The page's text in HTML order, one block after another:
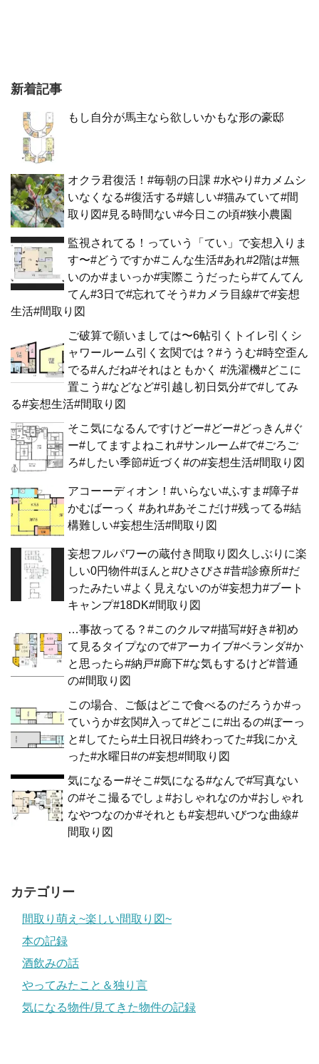
新着記事
もし自分が馬主なら欲しいかもな形の豪邸
オクラ君復活！#毎朝の日課 #水やり#カメムシ
いなくなる#復活する#嬉しい#猫みていて#間
取り図#見る時間ない#今日この頃#狭小農園
監視されてる！っていう「てい」で妄想入りま
す〜#どうですか#こんな生活#あれ#2階は#無
いのか#まいっか#実際こうだったら#てんてん
てん#3日で#忘れてそう#カメラ目線#で#妄想
生活#間取り図
ご破算で願いましては〜6帖引くトイレ引くシ
ャワールーム引く玄関では？#ううむ#時空歪ん
でる#んだね#それはともかく #洗濯機#どこに
置こう#などなど#引越し初日気分#で#してみ
る#妄想生活#間取り図
そこ気になるんですけどー#どー#どっきん#ぐ
ー#してますよねこれ#サンルーム#で#ごろご
ろ#したい季節#近づく#の#妄想生活#間取り図
アコーーディオン！#いらない#ふすま#障子#
かむばーっく #あれ#あそこだけ#残ってる#結
構難しい#妄想生活#間取り図
妄想フルパワーの蔵付き間取り図久しぶりに楽
しい0円物件#ほんと#ひさびさ#昔#診療所#だ
ったみたい#よく見えないのが#妄想力#ブート
キャンプ#18DK#間取り図
…事故ってる？#このクルマ#描写#好き#初め
て見るタイプなので#アーカイブ#ベランダ#か
と思ったら#納戸#廊下#な気もするけど#普通
の#間取り図
この場合、ご飯はどこで食べるのだろうか#っ
ていうか#玄関#入って#どこに#出るの#ぼーっ
と#してたら#土日祝日#終わってた#我にかえ
った#水曜日#の#妄想#間取り図
気になるー#そこ#気になる#なんで#写真ない
の#そこ撮るでしょ#おしゃれなのか#おしゃれ
なやつなのか#それとも#妄想#いびつな曲線#
間取り図
カテゴリー
間取り萌え~楽しい間取り図~
本の記録
酒飲みの話
やってみたこと＆独り言
気になる物件/見てきた物件の記録